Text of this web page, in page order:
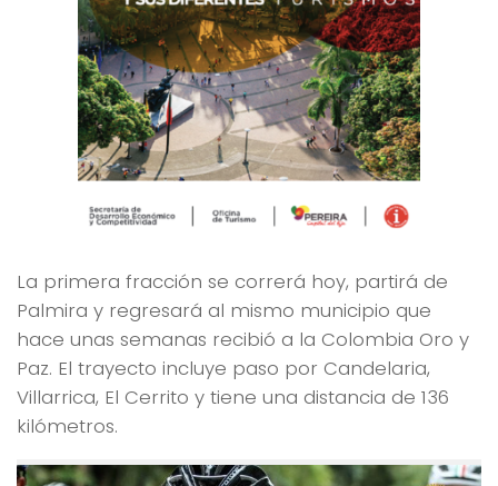
La primera fracción se correrá hoy, partirá de
Palmira y regresará al mismo municipio que
hace unas semanas recibió a la Colombia Oro y
Paz. El trayecto incluye paso por Candelaria,
Villarrica, El Cerrito y tiene una distancia de 136
kilómetros.